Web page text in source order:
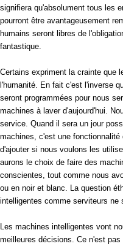
signifiera qu'absolument tous les
pourront être avantageusement
humains seront libres de
fantastique.
Certains expriment la crainte que
l'humanité. En fait c'est l'inverse
seront programmées pour nous
machines à laver d'aujourd'hui.
service. Quand il sera un jour
machines, c'est une
d'ajouter si nous voulons les
aurons le choix de faire des
conscientes, tout comme nous
ou en noir et blanc. La question
intelligentes comme serviteurs ne
Les machines intelligentes vont
meilleures décisions. Ce n'est